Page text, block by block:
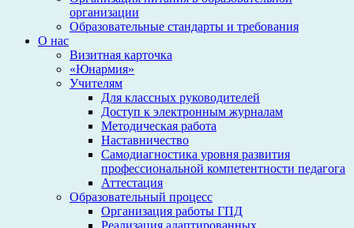
организации
Образовательные стандарты и требования
О нас
Визитная карточка
«Юнармия»
Учителям
Для классных руководителей
Доступ к электронным журналам
Методическая работа
Наставничество
Самодиагностика уровня развития
профессиональной компетентности педагога
Аттестация
Образовательный процесс
Организация работы ГПД
Реализация адаптированных